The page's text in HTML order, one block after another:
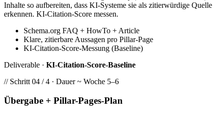
Inhalte so aufbereiten, dass KI-Systeme sie als zitierwürdige Quelle
erkennen. KI-Citation-Score messen.
Schema.org FAQ + HowTo + Article
Klare, zitierbare Aussagen pro Pillar-Page
KI-Citation-Score-Messung (Baseline)
Deliverable · KI-Citation-Score-Baseline
// Schritt 04 / 4 · Dauer ~ Woche 5–6
Übergabe + Pillar-Pages-Plan